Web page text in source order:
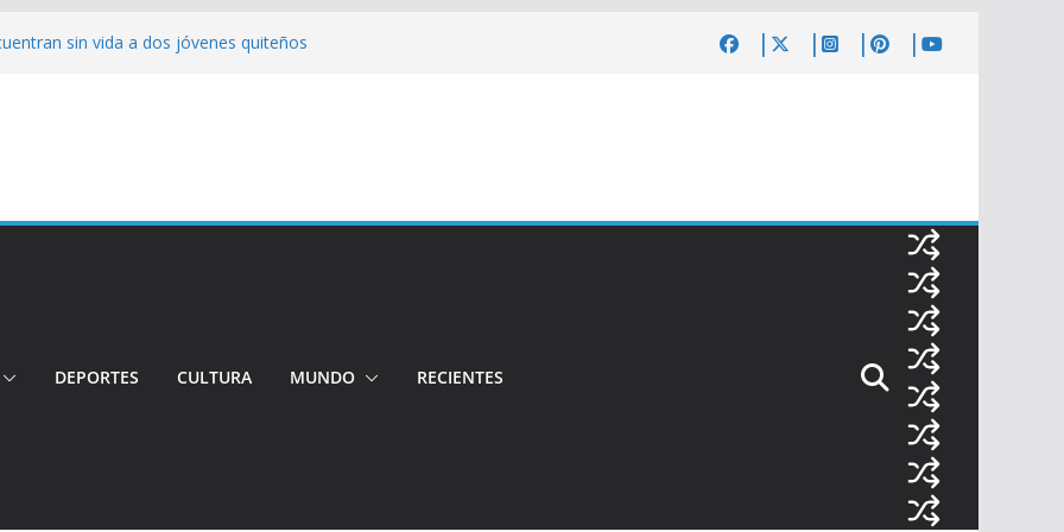
sin vida a dos jóvenes quiteños
irregulares fueron incinerados para
ecuatorianos
mayor murió atropellado en el sur
DEPORTES CULTURA MUNDO RECIENTES